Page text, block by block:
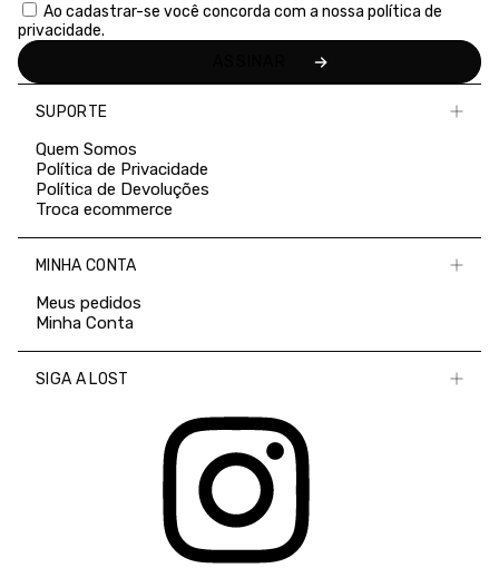
Ao cadastrar-se você concorda com a nossa política de
privacidade.
SUPORTE
Quem Somos
Política de Privacidade
Política de Devoluções
Troca ecommerce
MINHA CONTA
Meus pedidos
Minha Conta
SIGA A LOST